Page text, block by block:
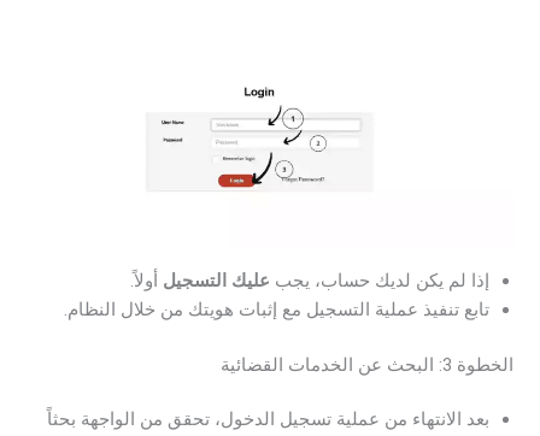
إذا لم يكن لديك حساب، يجب عليك التسجيل أولاً.
تابع تنفيذ عملية التسجيل مع إثبات هويتك من خلال النظام.
الخطوة 3: البحث عن الخدمات القضائية
بعد الانتهاء من عملية تسجيل الدخول، تحقق من الواجهة بحثاً